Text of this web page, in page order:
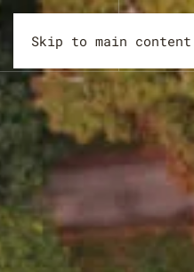
Skip to main content